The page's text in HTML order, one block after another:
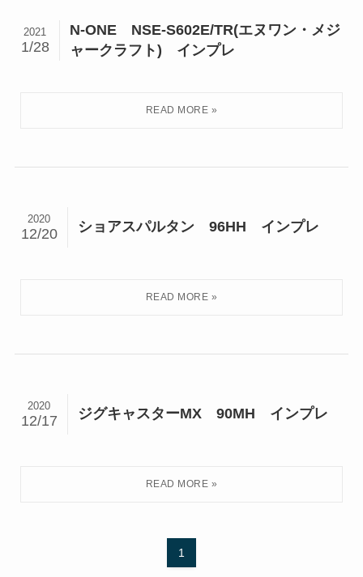
N-ONE NSE-S602E/TR(エヌワン・メジ
ャークラフト) インプレ
2021
1/28
ショアスパルタン 96HH インプレ
2020
12/20
ジグキャスターMX 90MH インプレ
2020
12/17
1